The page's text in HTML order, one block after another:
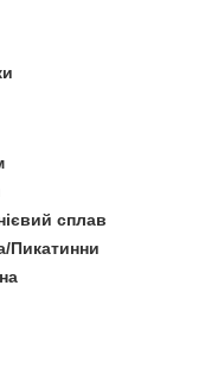
сплав
Пикатинни